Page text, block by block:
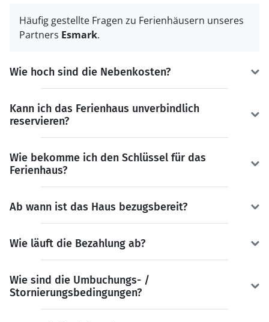
Häufig gestellte Fragen zu Ferienhäusern unseres
Partners Esmark.
Wie hoch sind die Nebenkosten?
Kann ich das Ferienhaus unverbindlich
reservieren?
Wie bekomme ich den Schlüssel für das
Ferienhaus?
Ab wann ist das Haus bezugsbereit?
Wie läuft die Bezahlung ab?
Wie sind die Umbuchungs- /
Stornierungsbedingungen?